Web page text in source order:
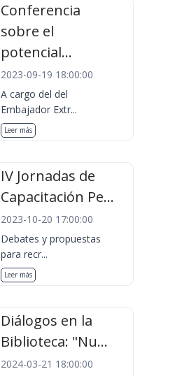
Conferencia
sobre el
potencial...
2023-09-19 18:00:00
A cargo del del
Embajador Extr...
Leer más
IV Jornadas de
Capacitación Pe...
2023-10-20 17:00:00
Debates y propuestas
para recr...
Leer más
Diálogos en la
Biblioteca: "Nu...
2024-03-21 18:00:00